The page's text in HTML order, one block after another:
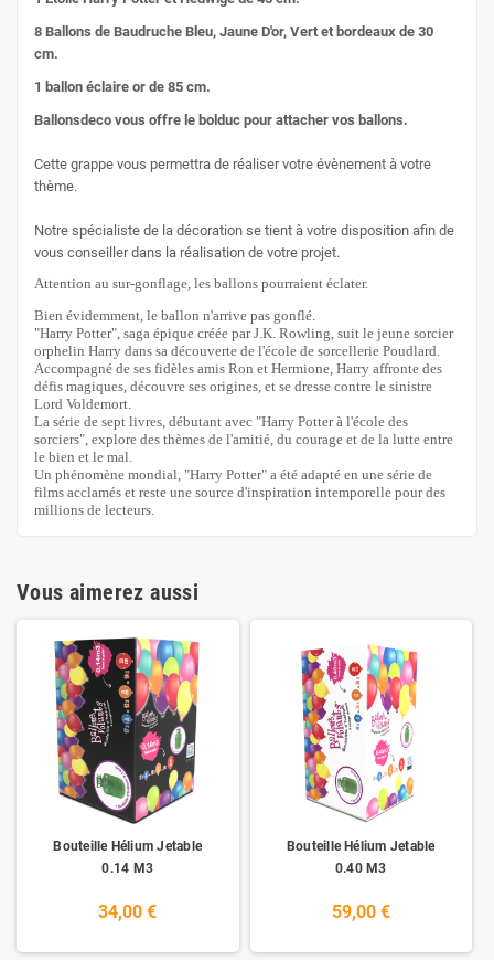
8 Ballons de Baudruche Bleu, Jaune D'or, Vert et bordeaux de 30
cm.
1 ballon éclaire or de 85 cm.
Ballonsdeco vous offre le bolduc pour attacher vos ballons.
Cette grappe vous permettra de réaliser votre évènement à votre
thème.
Notre spécialiste de la décoration se tient à votre disposition afin de
vous conseiller dans la réalisation de votre projet.
Attention au sur-gonflage, les ballons pourraient éclater.
Bien évidemment, le ballon n'arrive pas gonflé.
"Harry Potter", saga épique créée par J.K. Rowling, suit le jeune sorcier
orphelin Harry dans sa découverte de l'école de sorcellerie Poudlard.
Accompagné de ses fidèles amis Ron et Hermione, Harry affronte des
défis magiques, découvre ses origines, et se dresse contre le sinistre
Lord Voldemort.
La série de sept livres, débutant avec "Harry Potter à l'école des
sorciers", explore des thèmes de l'amitié, du courage et de la lutte entre
le bien et le mal.
Un phénomène mondial, "Harry Potter" a été adapté en une série de
films acclamés et reste une source d'inspiration intemporelle pour des
millions de lecteurs.
Vous aimerez aussi
Bouteille Hélium Jetable
0.14 M3
34,00 €
Bouteille Hélium Jetable
0.40 M3
59,00 €